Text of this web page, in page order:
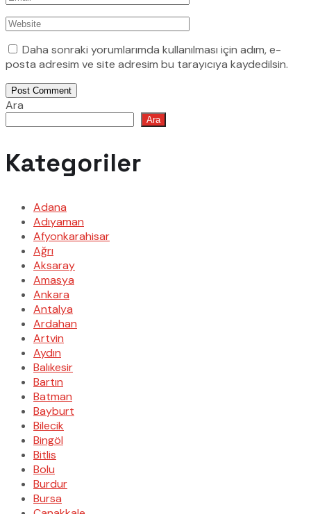
Daha sonraki yorumlarımda kullanılması için adım, e-
posta adresim ve site adresim bu tarayıcıya kaydedilsin.
Post Comment
Ara
Ara
Kategoriler
Adana
Adıyaman
Afyonkarahisar
Ağrı
Aksaray
Amasya
Ankara
Antalya
Ardahan
Artvin
Aydın
Balıkesir
Bartın
Batman
Bayburt
Bilecik
Bingöl
Bitlis
Bolu
Burdur
Bursa